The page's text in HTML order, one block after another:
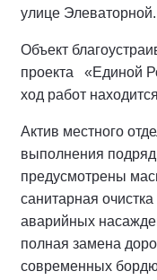
улице Элеваторной.
Объект
проекта «Единой
ход работ
Актив местного
выполнения
предусмотрены
санитарная
аварийных
полная замена
современных